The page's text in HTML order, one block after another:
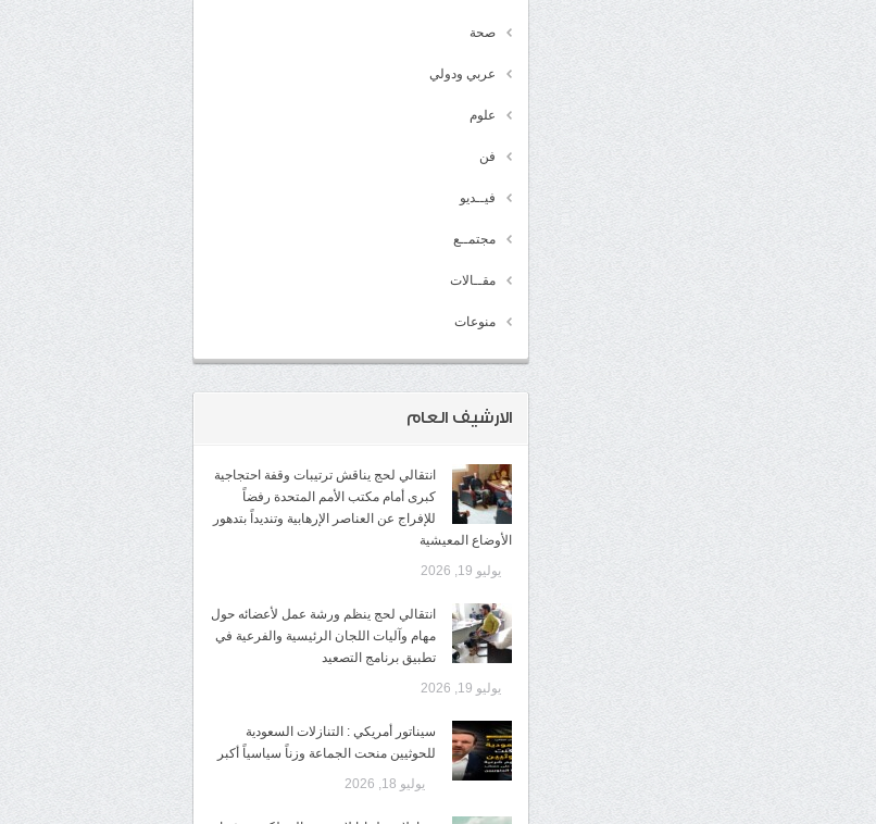
صحة
عربي ودولي
علوم
فن
فيــديو
مجتمــع
مقــالات
منوعات
الارشيف العام
انتقالي لحج يناقش ترتيبات وقفة احتجاجية
كبرى أمام مكتب الأمم المتحدة رفضاً
للإفراج عن العناصر الإرهابية وتنديداً بتدهور
الأوضاع المعيشية
يوليو 19, 2026
انتقالي لحج ينظم ورشة عمل لأعضائه حول
مهام وآليات اللجان الرئيسية والفرعية في
تطبيق برنامج التصعيد
يوليو 19, 2026
سيناتور أمريكي : التنازلات السعودية
للحوثيين منحت الجماعة وزناً سياسياً أكبر
يوليو 18, 2026